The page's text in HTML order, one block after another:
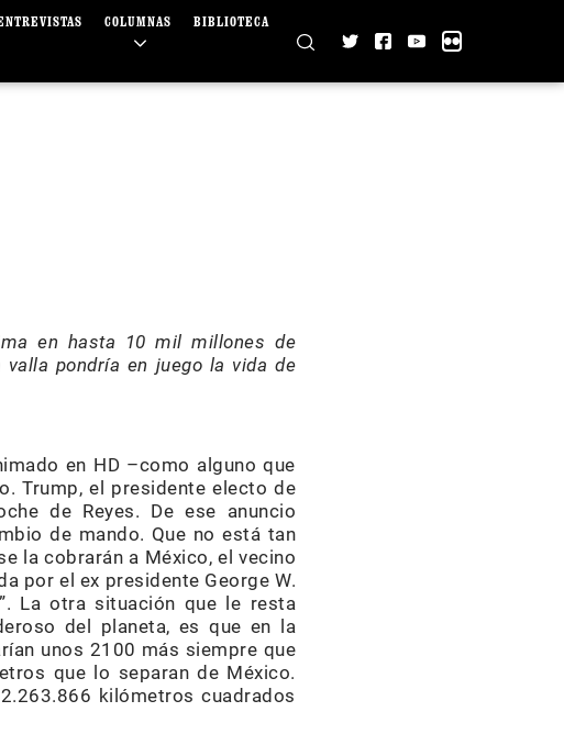
COLUMNAS BIBLIOTECA
en hasta 10 mil millones de
pondría en juego la vida de
en HD –como alguno que
Trump, el presidente electo de
de Reyes. De ese anuncio
de mando. Que no está tan
la cobrarán a México, el vecino
por el ex presidente George W.
La otra situación que le resta
del planeta, es que en la
unos 2100 más siempre que
que lo separan de México.
kilómetros cuadrados